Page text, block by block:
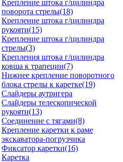
Крепление штока г/цилиндра
поворота стрелы(18)
Крепление штока г/цилиндра
рукояти(15)
Крепление штока г/цилиндра
стрелы(3)
Крепления штока г/цилиндра
ковша к трапеции(7)
Нижнее крепление поворотного
блока стрелы к каретке(19)
Слайдеры аутригера
Слайдеры телескопической
рукояти(13)
Соединение с тягами(8)
Крепление каретки к раме
экскаватора-погрузчика
Фиксатор каретки(16)
Каретка